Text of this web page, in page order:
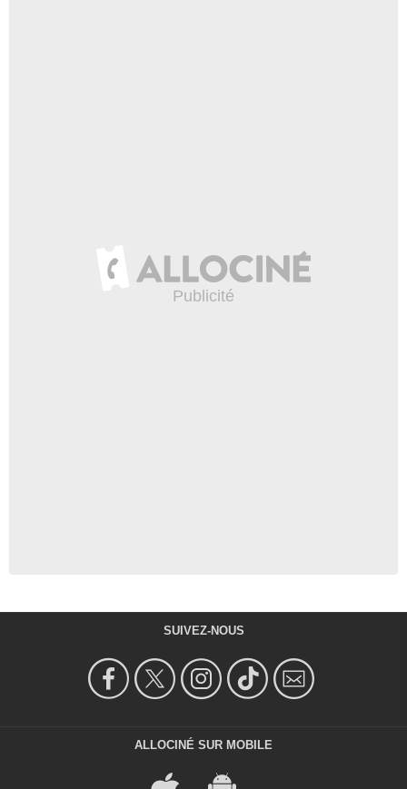
SUIVEZ-NOUS
ALLOCINÉ SUR MOBILE